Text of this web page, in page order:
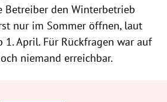
Betreiber den Winterbetrieb
nur im Sommer öffnen, laut
1. April. Für Rückfragen war auf
niemand erreichbar.